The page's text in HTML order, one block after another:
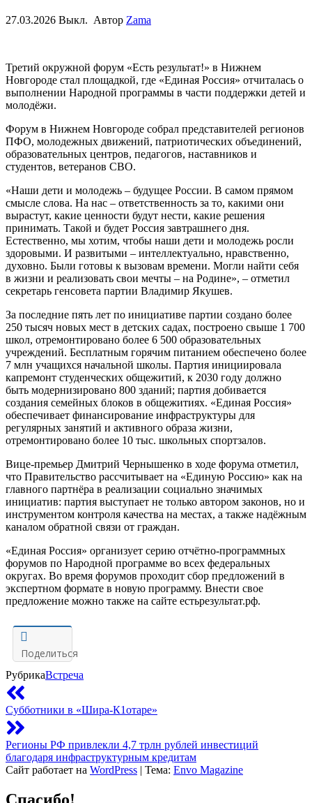
27.03.2026 Выкл. Автор Zama
Третий окружной форум «Есть результат!» в Нижнем
Новгороде стал площадкой, где «Единая Россия» отчиталась о
выполнении Народной программы в части поддержки детей и
молодёжи.
Форум в Нижнем Новгороде собрал представителей регионов
ПФО, молодежных движений, патриотических объединений,
образовательных центров, педагогов, наставников и
студентов, ветеранов СВО.
«Наши дети и молодежь – будущее России. В самом прямом
смысле слова. На нас – ответственность за то, какими они
вырастут, какие ценности будут нести, какие решения
принимать. Такой и будет Россия завтрашнего дня.
Естественно, мы хотим, чтобы наши дети и молодежь росли
здоровыми. И развитыми – интеллектуально, нравственно,
духовно. Были готовы к вызовам времени. Могли найти себя
в жизни и реализовать свои мечты – на Родине», – отметил
секретарь генсовета партии Владимир Якушев.
За последние пять лет по инициативе партии создано более
250 тысяч новых мест в детских садах, построено свыше 1 700
школ, отремонтировано более 6 500 образовательных
учреждений. Бесплатным горячим питанием обеспечено более
7 млн учащихся начальной школы. Партия инициировала
капремонт студенческих общежитий, к 2030 году должно
быть модернизировано 800 зданий; партия добивается
создания семейных блоков в общежитиях. «Единая Россия»
обеспечивает финансирование инфраструктуры для
регулярных занятий и активного образа жизни,
отремонтировано более 10 тыс. школьных спортзалов.
Вице-премьер Дмитрий Чернышенко в ходе форума отметил,
что Правительство рассчитывает на «Единую Россию» как на
главного партнёра в реализации социально значимых
инициатив: партия выступает не только автором законов, но и
инструментом контроля качества на местах, а также надёжным
каналом обратной связи от граждан.
«Единая Россия» организует серию отчётно-программных
форумов по Народной программе во всех федеральных
округах. Во время форумов проходит сбор предложений в
экспертном формате в новую программу. Внести свое
предложение можно также на сайте естьрезультат.рф.
Поделиться
РубрикаВстреча
Субботники в «Шира-К1отаре»
Регионы РФ привлекли 4,7 трлн рублей инвестиций
благодаря инфраструктурным кредитам
Сайт работает на WordPress | Тема: Envo Magazine
Спасибо!